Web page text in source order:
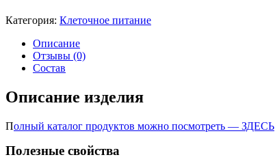
Категория: Клеточное питание
Описание
Отзывы (0)
Состав
Описание изделия
Полный каталог продуктов можно посмотреть — ЗДЕСЬ
Полезные свойства